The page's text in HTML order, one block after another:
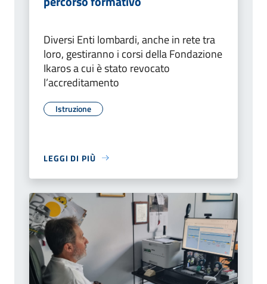
Diversi Enti lombardi, anche in rete tra
loro, gestiranno i corsi della Fondazione
Ikaros a cui è stato revocato
l’accreditamento
Istruzione
LEGGI DI PIÙ